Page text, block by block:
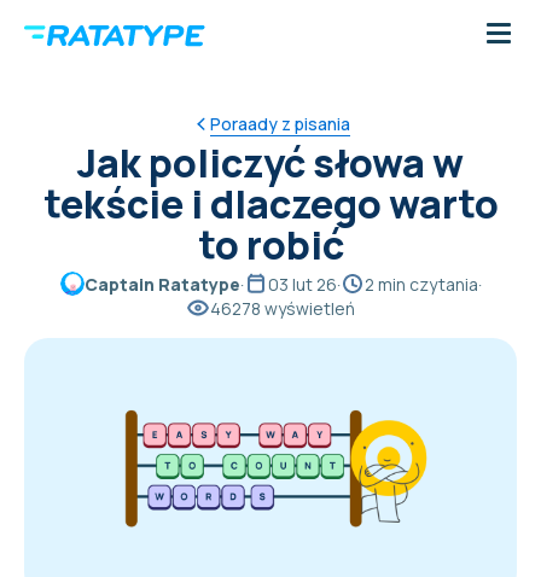
Poraady z pisania
Jak policzyć słowa w
tekście i dlaczego warto
to robić
Captain Ratatype· 03 lut 26· 2 min czytania·
46278 wyświetleń